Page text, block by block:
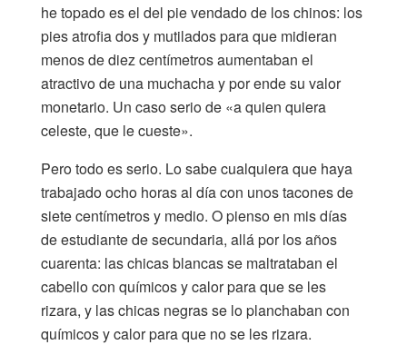
he topado es el del pie vendado de los chinos: los
pies atrofia dos y mutilados para que midieran
menos de diez centímetros aumentaban el
atractivo de una muchacha y por ende su valor
monetario. Un caso serio de «a quien quiera
celeste, que le cueste».
Pero todo es serio. Lo sabe cualquiera que haya
trabajado ocho horas al día con unos tacones de
siete centímetros y medio. O pienso en mis días
de estudiante de secundaria, allá por los años
cuarenta: las chicas blancas se maltrataban el
cabello con químicos y calor para que se les
rizara, y las chicas negras se lo planchaban con
químicos y calor para que no se les rizara.